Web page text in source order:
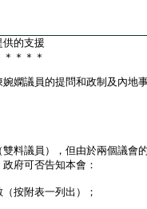
供的支援
＊＊＊
嫻議員的提問和政制及內地
議員），但由於兩個議會
府可否告知本會：
按附表一列出）；